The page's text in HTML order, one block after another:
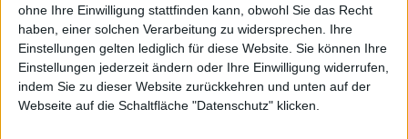
ohne Ihre Einwilligung stattfinden kann, obwohl Sie das Recht
haben, einer solchen Verarbeitung zu widersprechen. Ihre
Einstellungen gelten lediglich für diese Website. Sie können Ihre
Einstellungen jederzeit ändern oder Ihre Einwilligung widerrufen,
indem Sie zu dieser Website zurückkehren und unten auf der
Webseite auf die Schaltfläche "Datenschutz" klicken.